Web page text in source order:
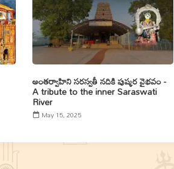
అంతర్వాహిని సరస్వతీ నదికి పుష్కర వైభవం -
A tribute to the inner Saraswati
River
May 15, 2025